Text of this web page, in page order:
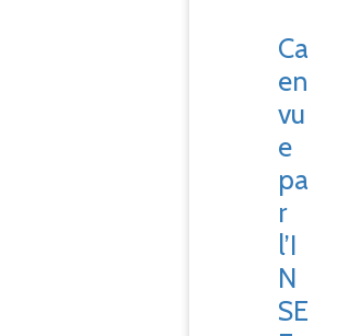
Ca
en
vu
e
pa
r
l’I
N
SE